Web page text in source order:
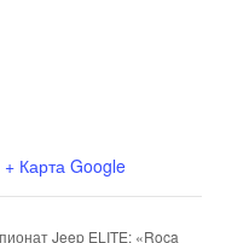
+ Карта Google
Jeep ELITE: «Roca